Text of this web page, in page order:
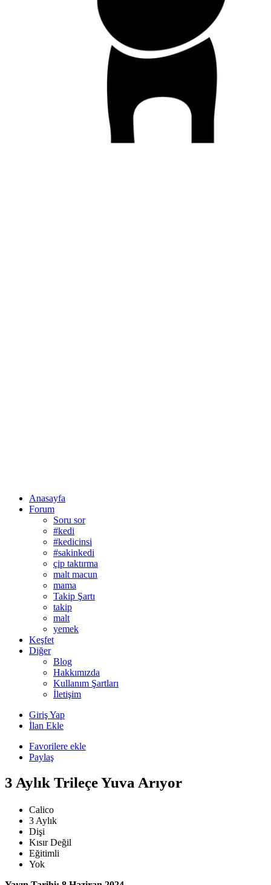
Anasayfa
Forum
Soru sor
#kedi
#kedicinsi
#sakinkedi
çip taktırma
malt macun
mama
Takip Şartı
takip
malt
yemek
Keşfet
Diğer
Blog
Hakkımızda
Kullanım Şartları
İletişim
Giriş Yap
İlan Ekle
Favorilere ekle
Paylaş
3 Aylık Trileçe Yuva Arıyor
Calico
3 Aylık
Dişi
Kısır Değil
Eğitimli
Yok